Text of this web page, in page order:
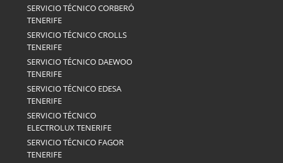
SERVICIO TÉCNICO CORBERÓ
TENERIFE
SERVICIO TÉCNICO CROLLS
TENERIFE
SERVICIO TÉCNICO DAEWOO
TENERIFE
SERVICIO TÉCNICO EDESA
TENERIFE
SERVICIO TÉCNICO
ELECTROLUX TENERIFE
SERVICIO TÉCNICO FAGOR
TENERIFE